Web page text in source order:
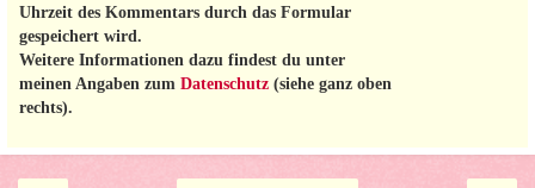
Uhrzeit des Kommentars durch das Formular
gespeichert wird.
Weitere Informationen dazu findest du unter
meinen Angaben zum Datenschutz (siehe ganz oben
rechts).